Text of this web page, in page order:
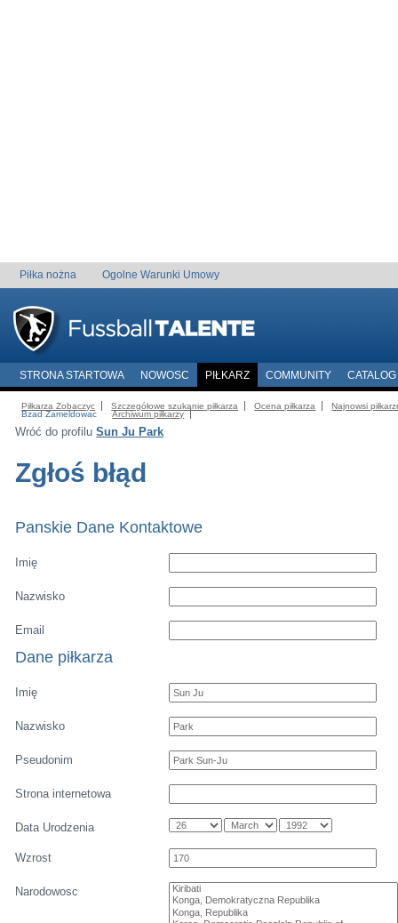
Piłka nożna Ogolne Warunki Umowy
STRONA STARTOWA NOWOSC PIŁKARZ COMMUNITY CATALOG
Piłkarza Zobaczyc Szczegółowe szukanie piłkarza Ocena piłkarza
Najnowsi
Bzad Zameldowac
Archiwum piłkarzy
Wróć do profilu Sun Ju Park
Zgłoś błąd
Panskie Dane Kontaktowe
Imię
Nazwisko
Email
Dane piłkarza
Imię
Nazwisko
Pseudonim
Strona internetowa
Data Urodzenia
Wzrost
Narodowosc